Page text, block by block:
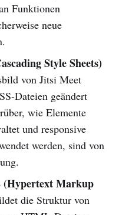
Funktionen
neue
Style Sheets)
von Jitsi Meet
Dateien geändert
wie Elemente
und responsive
werden, sind von
Markup
die Struktur von